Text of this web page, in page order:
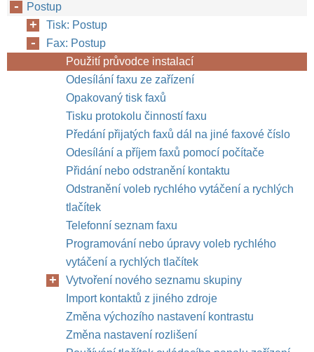
Postup
Tisk: Postup
Fax: Postup
Použití průvodce instalací
Odesílání faxu ze zařízení
Opakovaný tisk faxů
Tisku protokolu činností faxu
Předání přijatých faxů dál na jiné faxové číslo
Odesílání a příjem faxů pomocí počítače
Přidání nebo odstranění kontaktu
Odstranění voleb rychlého vytáčení a rychlých
tlačítek
Telefonní seznam faxu
Programování nebo úpravy voleb rychlého
vytáčení a rychlých tlačítek
Vytvoření nového seznamu skupiny
Import kontaktů z jiného zdroje
Změna výchozího nastavení kontrastu
Změna nastavení rozlišení